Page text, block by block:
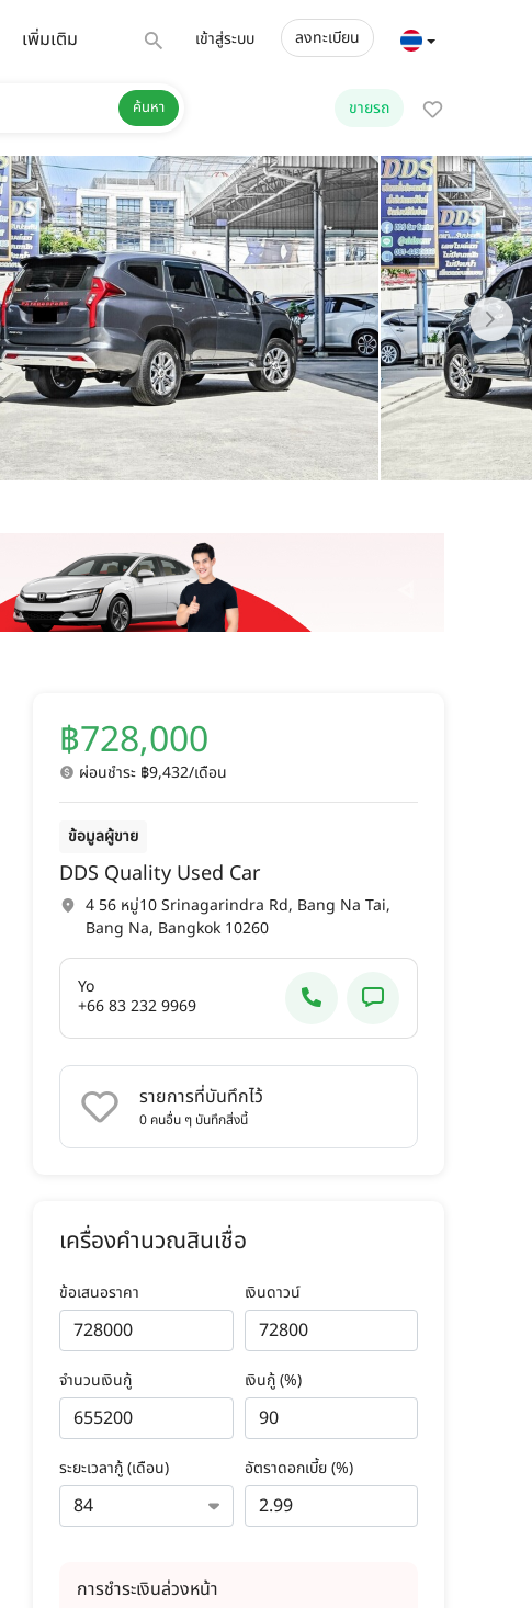
เพิ่มเติม เข้าสู่ระบบ ลงทะเบียน
ขายรถ
ค้นหา
฿728,000
ผ่อนชำระ ฿9,432/เดือน
ข้อมูลผู้ขาย
DDS Quality Used Car
4 56 หมู่10 Srinagarindra Rd, Bang Na Tai,
Bang Na, Bangkok 10260
Yo
+66 83 232 9969
รายการที่บันทึกไว้
0 คนอื่น ๆ บันทึกสิ่งนี้
เครื่องคำนวณสินเชื่อ
ข้อเสนอราคา เงินดาวน์
จำนวนเงินกู้ เงินกู้ (%)
ระยะเวลากู้ (เดือน) อัตราดอกเบี้ย (%)
การชำระเงินล่วงหน้า